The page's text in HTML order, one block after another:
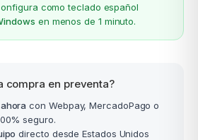
como teclado español
en menos de 1 minuto.
compra en preventa?
con Webpay, MercadoPago o
seguro.
directo desde Estados Unidos